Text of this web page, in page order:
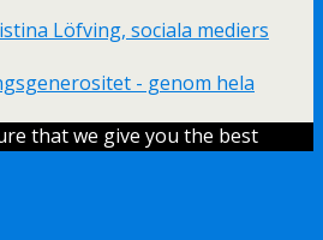
Löfving, sociala mediers
- genom hela
that we give you the best